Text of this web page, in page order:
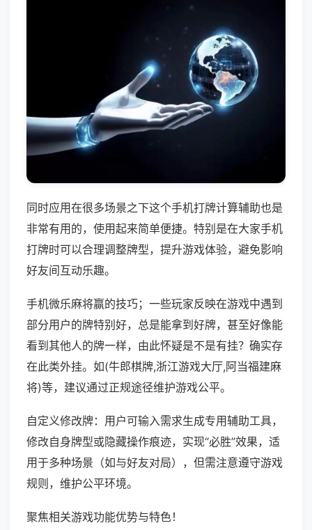
同时应用在很多场景之下这个手机打牌计算辅助也是
非常有用的，使用起来简单便捷。特别是在大家手机
打牌时可以合理调整牌型，提升游戏体验，避免影响
好友间互动乐趣。
手机微乐麻将赢的技巧；一些玩家反映在游戏中遇到
部分用户的牌特别好，总是能拿到好牌，甚至好像能
看到其他人的牌一样，由此怀疑是不是有挂？确实存
在此类外挂。如(牛郎棋牌,浙江游戏大厅,阿当福建麻
将)等，建议通过正规途径维护游戏公平。
自定义修改牌：用户可输入需求生成专用辅助工具，
修改自身牌型或隐藏操作痕迹，实现“必胜”效果，适
用于多种场景（如与好友对局），但需注意遵守游戏
规则，维护公平环境。
聚焦相关游戏功能优势与特色！